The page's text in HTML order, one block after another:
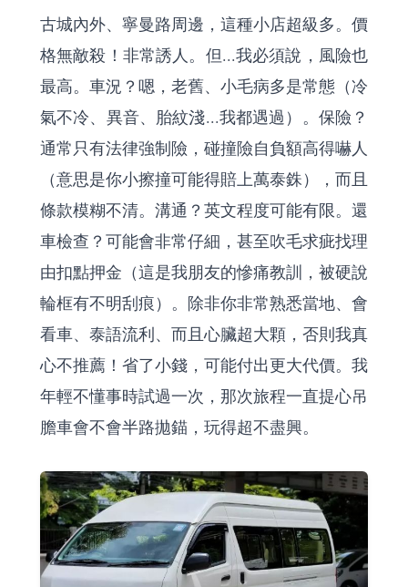
古城內外、寧曼路周邊，這種小店超級多。價
格無敵殺！非常誘人。但...我必須說，風險也
最高。車況？嗯，老舊、小毛病多是常態（冷
氣不冷、異音、胎紋淺...我都遇過）。保險？
通常只有法律強制險，碰撞險自負額高得嚇人
（意思是你小擦撞可能得賠上萬泰銖），而且
條款模糊不清。溝通？英文程度可能有限。還
車檢查？可能會非常仔細，甚至吹毛求疵找理
由扣點押金（這是我朋友的慘痛教訓，被硬說
輪框有不明刮痕）。除非你非常熟悉當地、會
看車、泰語流利、而且心臟超大顆，否則我真
心不推薦！省了小錢，可能付出更大代價。我
年輕不懂事時試過一次，那次旅程一直提心吊
膽車會不會半路拋錨，玩得超不盡興。